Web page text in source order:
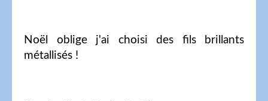
Noël oblige j'ai choisi des fils brillants
métallisés !